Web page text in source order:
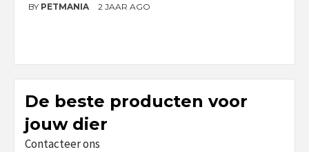
BY PETMANIA 2 JAAR AGO
De beste producten voor
jouw dier
Contacteer ons